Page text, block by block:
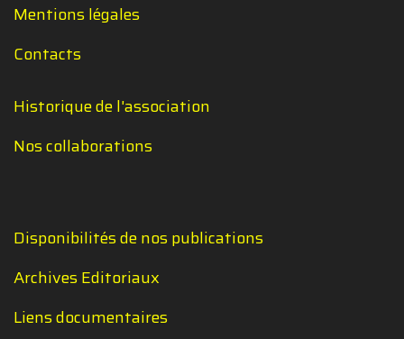
Mentions légales
Contacts
Historique de l'association
Nos collaborations
Disponibilités de nos publications
Archives Editoriaux
Liens documentaires